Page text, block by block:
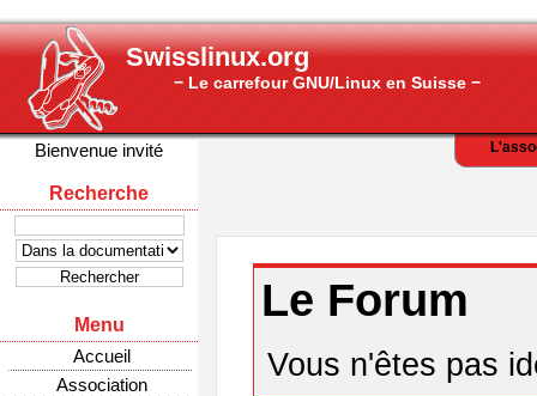
Swisslinux.org
− Le carrefour GNU/Linux en Suisse −
Bienvenue invité
Recherche
Menu
Accueil
Association
Le Forum
Vous n'êtes pas